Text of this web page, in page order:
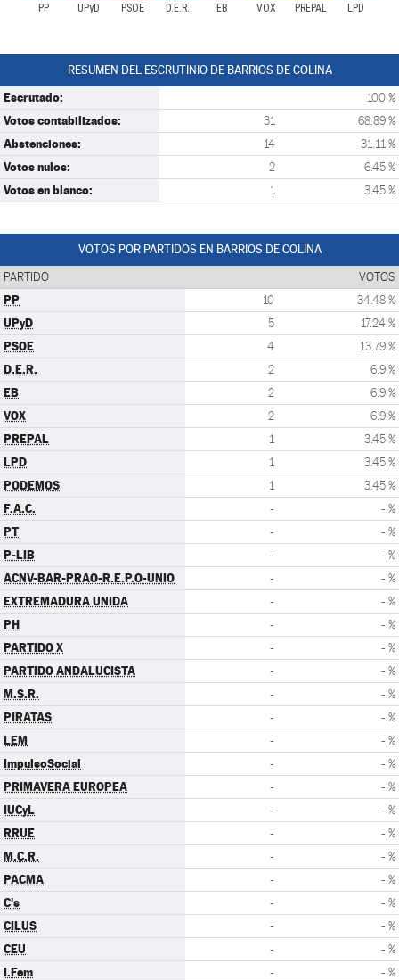
PP UPyD PSOE D.E.R. EB VOX PREPAL LPD
RESUMEN DEL ESCRUTINIO DE BARRIOS DE COLINA
Escrutado: 100 %
Votos contabilizados: 31 68.89 %
Abstenciones: 14 31.11 %
Votos nulos: 2 6.45 %
Votos en blanco: 1 3.45 %
VOTOS POR PARTIDOS EN BARRIOS DE COLINA
PARTIDO VOTOS
PP 10 34.48 %
UPyD 5 17.24 %
PSOE 4 13.79 %
D.E.R. 2 6.9 %
EB 2 6.9 %
VOX 2 6.9 %
PREPAL 1 3.45 %
LPD 1 3.45 %
PODEMOS 1 3.45 %
F.A.C. - - %
PT - - %
P-LIB - - %
ACNV-BAR-PRAO-R.E.P.O-UNIO - - %
EXTREMADURA UNIDA - - %
PH - - %
PARTIDO X - - %
PARTIDO ANDALUCISTA - - %
M.S.R. - - %
PIRATAS - - %
LEM - - %
ImpulsoSocial - - %
PRIMAVERA EUROPEA - - %
IUCyL - - %
RRUE - - %
M.C.R. - - %
PACMA - - %
C's - - %
CILUS - - %
CEU - - %
I.Fem - - %